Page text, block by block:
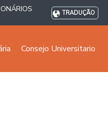
TRADUÇÃO
Consejo Universitario